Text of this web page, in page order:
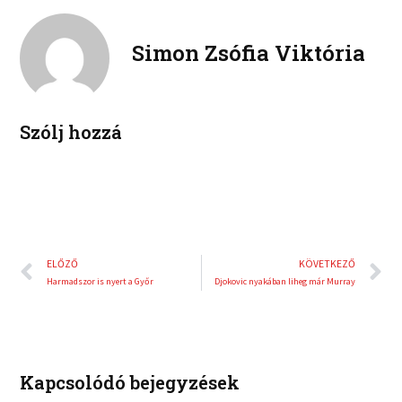
o
k
n
r
Simon Zsófia Viktória
Szólj hozzá
Előző
ELŐZŐ
Harmadszor is nyert a Győr
KÖVETKEZŐ
Djokovic nyakában liheg már Murray
Kapcsolódó bejegyzések